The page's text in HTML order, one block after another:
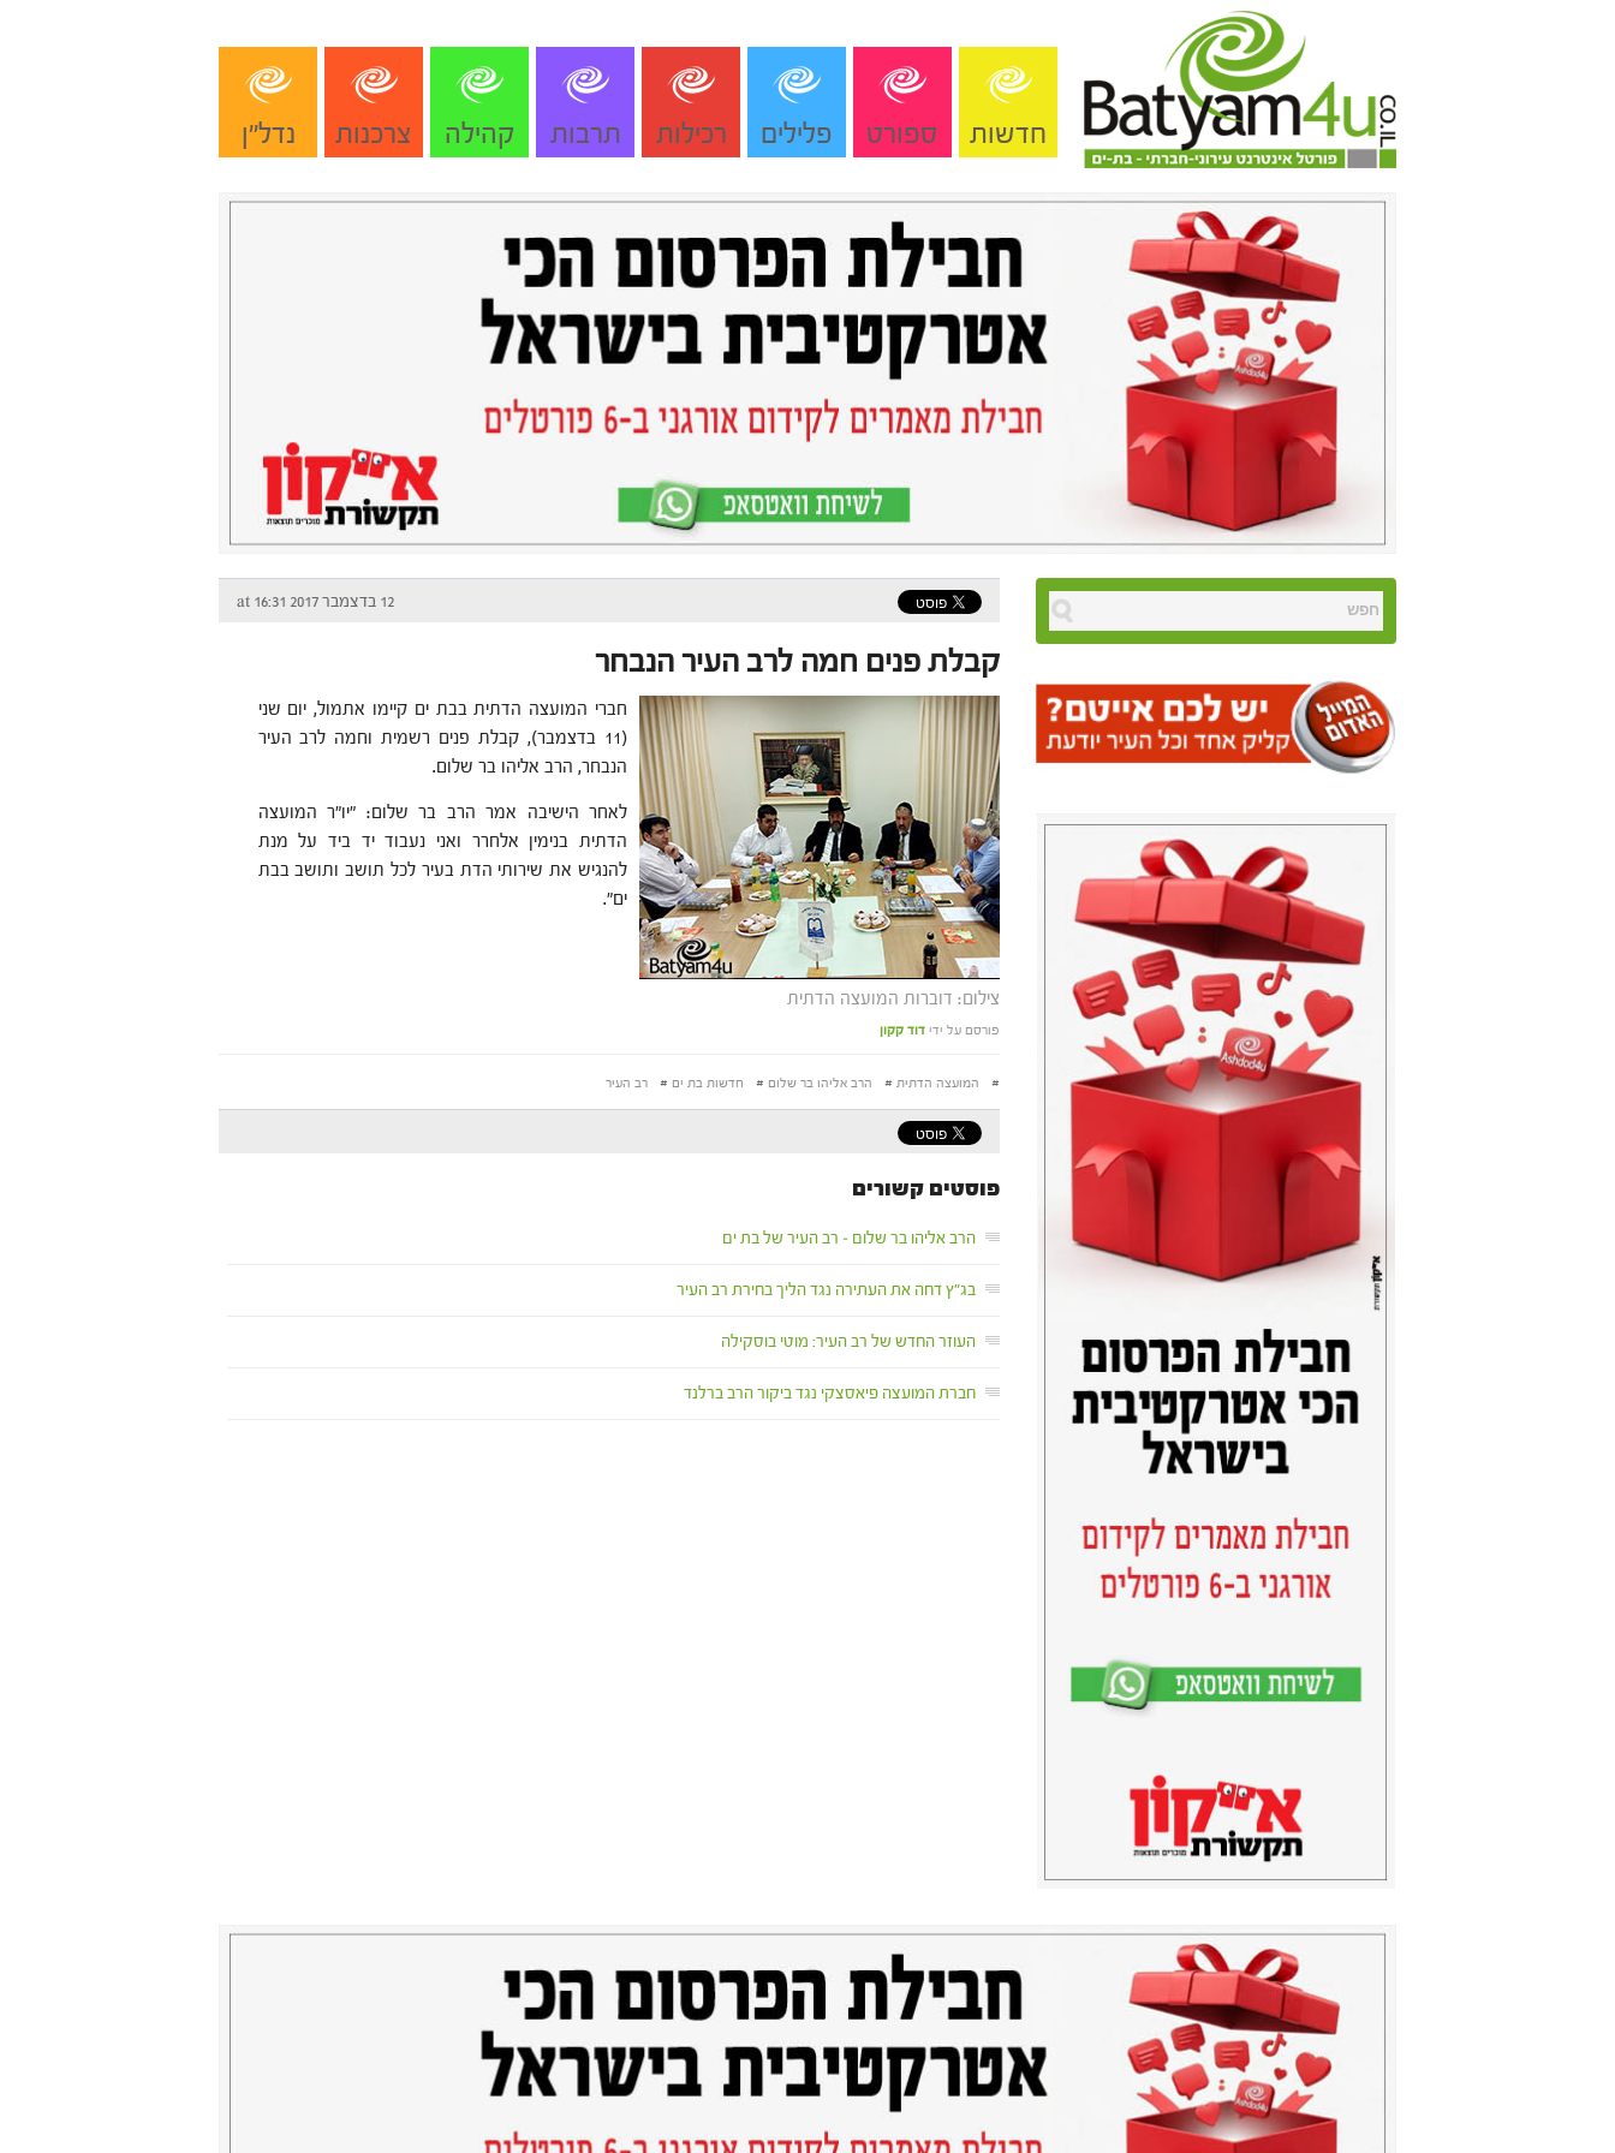
חדשות ספורט פלילים רכילות תרבות קהילה צרכנות נדל"ן
12 בדצמבר 2017 at 16:31
קבלת פנים חמה לרב העיר הנבחר
צילום: דוברות המועצה הדתית
חברי המועצה הדתית בבת ים קיימו אתמול, יום שני
(11 בדצמבר), קבלת פנים רשמית וחמה לרב העיר
הנבחר, הרב אליהו בר שלום.
לאחר הישיבה אמר הרב בר שלום: "יו"ר המועצה
הדתית בנימין אלחרר ואני נעבוד יד ביד על מנת
להנגיש את שירותי הדת בעיר לכל תושב ותושב בבת
ים".
פורסם על ידי דוד קקון
# המועצה הדתית # הרב אליהו בר שלום # חדשות בת ים # רב העיר
פוסטים קשורים
הרב אליהו בר שלום – רב העיר של בת ים
בג"ץ דחה את העתירה נגד הליך בחירת רב העיר
העוזר החדש של רב העיר: מוטי בוסקילה
חברת המועצה פיאסצקי נגד ביקור הרב ברלנד